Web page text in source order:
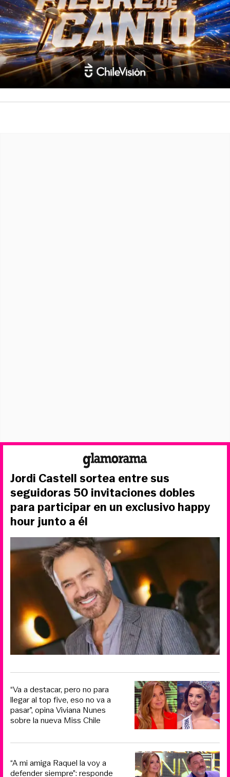
Jordi Castell sortea entre sus
seguidoras 50 invitaciones dobles
para participar en un exclusivo happy
hour junto a él
“Va a destacar, pero no para
llegar al top five, eso no va a
pasar”, opina Viviana Nunes
sobre la nueva Miss Chile
“A mi amiga Raquel la voy a
defender siempre”: responde